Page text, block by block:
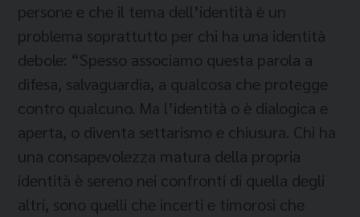
persone e che il tema dell’identità è un
problema soprattutto per chi ha una identità
debole: “Spesso associamo questa parola a
difesa, salvaguardia, a qualcosa che protegge
contro qualcuno. Ma l’identità o è dialogica e
aperta, o diventa settarismo e chiusura. Chi ha
una consapevolezza matura della propria
identità è sereno nei confronti di quella degli
altri, sono quelli che incerti e timorosi che